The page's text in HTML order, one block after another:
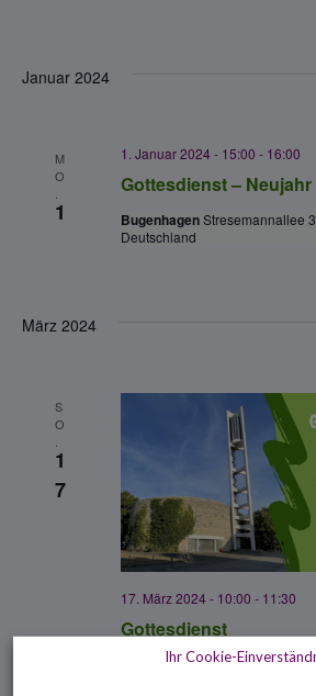
Januar 2024
M
O
.
1
Gottesdienst – Neujahr
1. Januar 2024 - 15:00 - 16:00
BugenhagenStresemannallee
Deutschland
März 2024
S
O
.
1
7
Gottesdienst
17. März 2024 - 10:00 - 11:30
BugenhagenStresemannallee
Ihr Cookie-